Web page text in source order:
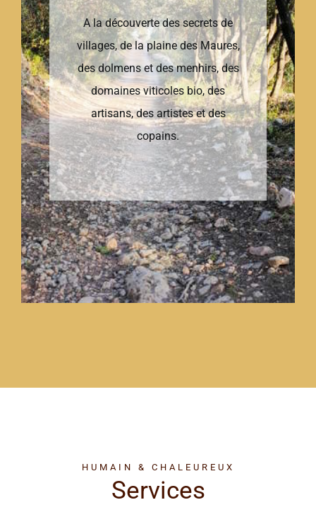
A la découverte des secrets de
villages, de la plaine des Maures,
des dolmens et des menhirs, des
domaines viticoles bio, des
artisans, des artistes et des
copains.
HUMAIN & CHALEUREUX
Services